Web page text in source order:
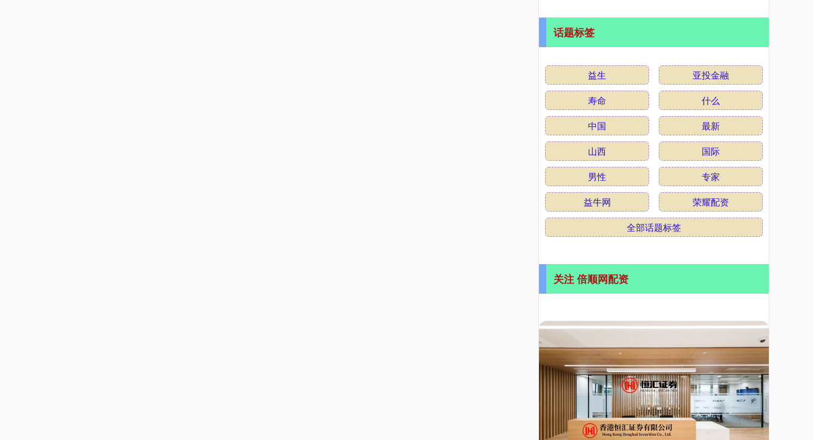
话题标签
益生
亚投金融
寿命
什么
中国
最新
山西
国际
男性
专家
益牛网
荣耀配资
全部话题标签
关注 倍顺网配资